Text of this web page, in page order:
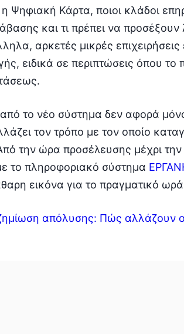
Ψηφιακή Κάρτα, ποιοι κλάδοι
και τι πρέπει να προσέξουν
αρκετές μικρές
ειδικά σε περιπτώσεις όπου το
το νέο σύστημα δεν αφορά
τον τρόπο με τον οποίο
την ώρα προσέλευσης μέχρι
το πληροφοριακό σύστημα
εικόνα για το πραγματικό
απόλυσης: Πώς αλλάζουν